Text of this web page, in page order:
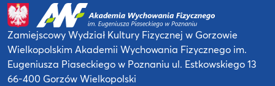
Zamiejscowy Wydział Kultury Fizycznej w Gorzowie
Wielkopolskim Akademii Wychowania Fizycznego im.
Eugeniusza Piaseckiego w Poznaniu ul. Estkowskiego 13
66-400 Gorzów Wielkopolski